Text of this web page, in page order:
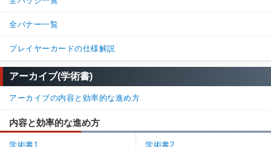
全バナー一覧
プレイヤーカードの仕様解説
アーカイブ(学術書)
アーカイブの内容と効率的な進め方
内容と効率的な進め方
学術書1 学術書2